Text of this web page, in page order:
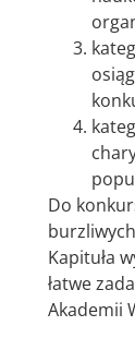
Do
Kapituła
łatwe
Akademii